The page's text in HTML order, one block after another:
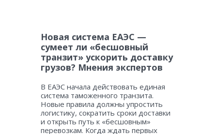
Новая система ЕАЭС —
сумеет ли «бесшовный
транзит» ускорить доставку
грузов? Мнения экспертов
В ЕАЭС начала действовать единая
система таможенного транзита.
Новые правила должны упростить
логистику, сократить сроки доставки
и открыть путь к «бесшовным»
перевозкам. Когда ждать первых